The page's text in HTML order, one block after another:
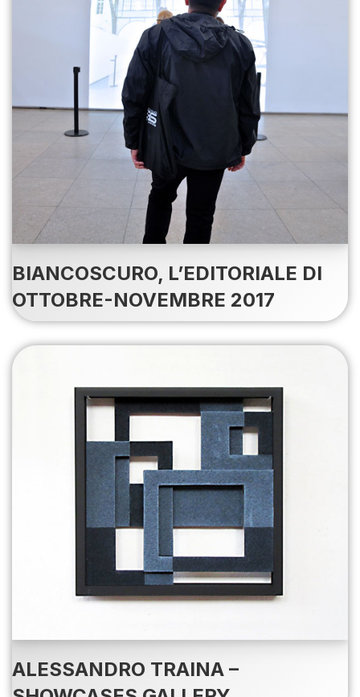
BIANCOSCURO, L’EDITORIALE DI
OTTOBRE-NOVEMBRE 2017
ALESSANDRO TRAINA –